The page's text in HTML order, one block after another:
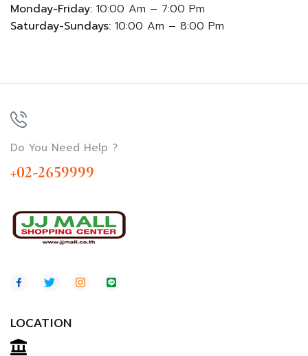
Monday-Friday: 10:00 Am – 7:00 Pm
Saturday-Sundays: 10:00 Am – 8:00 Pm
Do You Need Help ?
+02-2659999
LOCATION